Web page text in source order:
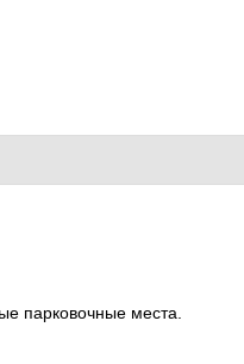
парковочные места.